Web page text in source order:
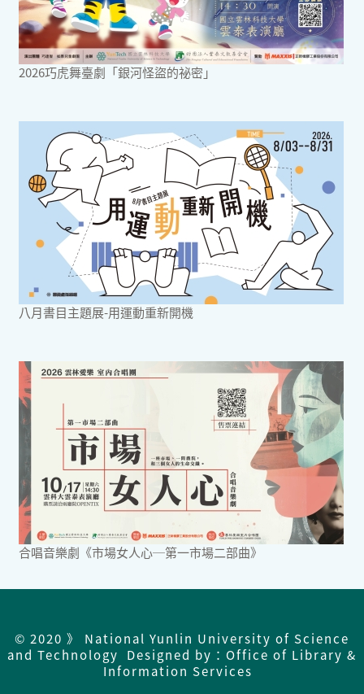
2026巧虎舞臺劇「銀河怪盜的祕密」
八月書目主題展-用運動重新開機
合唱音樂劇《市場女人心─第一市場二部曲》
© 2020 》 National Yunlin University of Science
and Technology Designed by：Office of Library &
Information Services